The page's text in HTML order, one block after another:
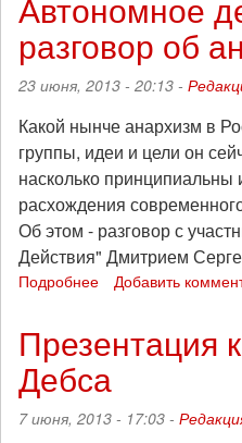
закона!
разговор об
23 июня, 2013 - 20:13 -
Какой нынче анархизм в
группы, идеи и цели он
насколько
расхождения
Об этом - разговор с
Действия" Дмитрием
Подробнее
Автономное
-
разговор
Добавить
Презентация
Дебса
7 июня, 2013 - 17:03 -